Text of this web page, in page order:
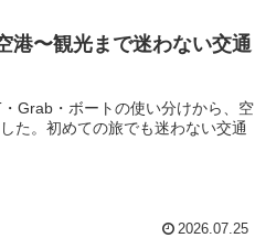
港〜観光まで迷わない交通
Grab・ボートの使い分けから、空
た。初めての旅でも迷わない交通
2026.07.25